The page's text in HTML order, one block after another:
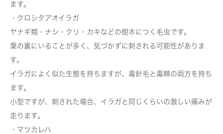
ます。
・クロシタアオイラガ
ヤナギ類・ナシ・クリ・カキなどの樹木につく毛虫です。
葉の裏にいることが多く、気づかずに刺される可能性がありま
す。
イラガによく似た生態を持ちますが、毒針毛と毒棘の両方を持ち
ます。
小型ですが、刺された場合、イラガと同じくらいの激しい痛みが
走ります。
・マツカレハ